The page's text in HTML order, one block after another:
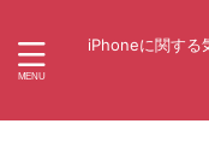
iPhoneに関する